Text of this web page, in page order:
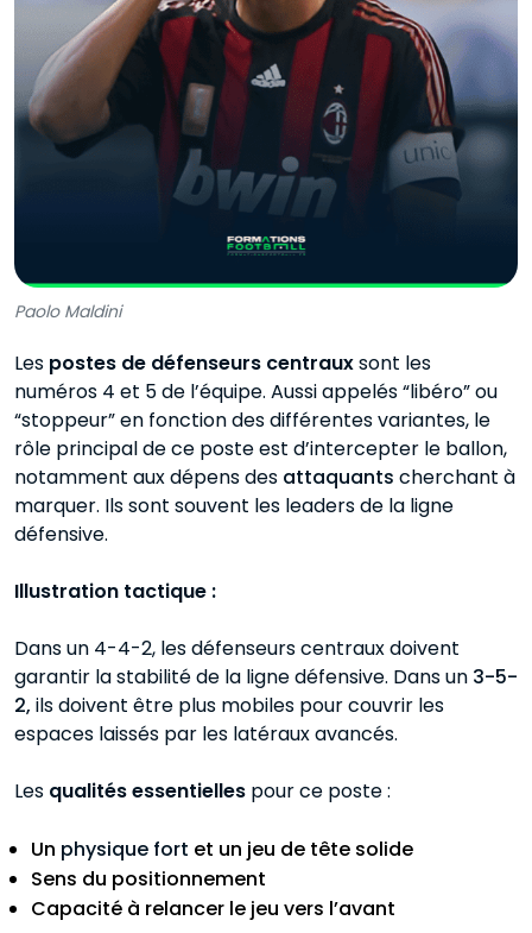
Paolo Maldini
Les postes de défenseurs centrauxsont les
numéros 4 et 5 de l’équipe. Aussi appelés “libéro” ou
“stoppeur” en fonction des différentes variantes, le
rôle principal de ce poste est d’intercepter le ballon,
notamment aux dépens des attaquants cherchant à
marquer. Ils sont souvent les leaders de la ligne
défensive.
Illustration tactique :
Dans un 4-4-2, les défenseurs centraux doivent
garantir la stabilité de la ligne défensive. Dans un 3-5-
2, ils doivent être plus mobiles pour couvrir les
espaces laissés par les latéraux avancés.
Les qualités essentielles pour ce poste :
Un physique fort et un jeu de tête solide
Sens du positionnement
Capacité à relancer le jeu vers l’avant